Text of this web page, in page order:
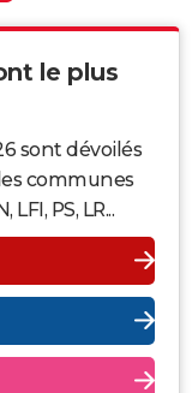
le plus
sont dévoilés
communes
PS, LR...